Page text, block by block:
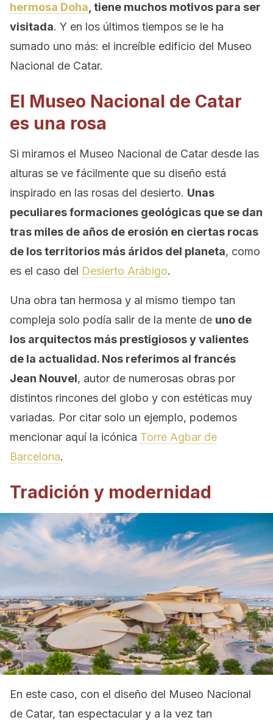
hermosa Doha , tiene muchos motivos para ser
visitada. Y en los últimos tiempos se le ha
sumado uno más: el increíble edificio del Museo
Nacional de Catar.
El Museo Nacional de Catar
es una rosa
Si miramos el Museo Nacional de Catar desde las
alturas se ve fácilmente que su diseño está
inspirado en las rosas del desierto. Unas
peculiares formaciones geológicas que se dan
tras miles de años de erosión en ciertas rocas
de los territorios más áridos del planeta, como
es el caso del Desierto Arábigo.
Una obra tan hermosa y al mismo tiempo tan
compleja solo podía salir de la mente de uno de
los arquitectos más prestigiosos y valientes
de la actualidad. Nos referimos al francés
Jean Nouvel, autor de numerosas obras por
distintos rincones del globo y con estéticas muy
variadas. Por citar solo un ejemplo, podemos
mencionar aquí la icónica Torre Agbar de
Barcelona.
Tradición y modernidad
En este caso, con el diseño del Museo Nacional
de Catar, tan espectacular y a la vez tan